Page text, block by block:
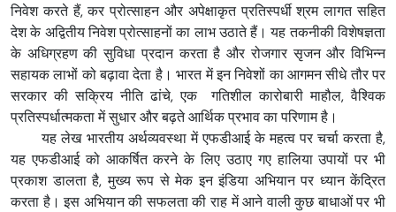
निवेश करते हैं, कर प्रोत्साहन और अपेक्षाकृत प्रतिस्पर्धी श्रम लागत सहित
देश के अद्वितीय निवेश प्रोत्साहनों का लाभ उठाते हैं। यह तकनीकी विशेषज्ञता
के अधिग्रहण की सुविधा प्रदान करता है और रोजगार सृजन और विभिन्न
सहायक लाभों को बढ़ावा देता है। भारत में इन निवेशों का आगमन सीधे तौर पर
सरकार की सक्रिय नीति ढांचे, एक गतिशील कारोबारी माहौल, वैश्विक
प्रतिस्पर्धात्मकता में सुधार और बढ़ते आर्थिक प्रभाव का परिणाम है।
यह लेख भारतीय अर्थव्यवस्था में एफडीआई के महत्व पर चर्चा करता है,
यह एफडीआई को आकर्षित करने के लिए उठाए गए हालिया उपायों पर भी
प्रकाश डालता है, मुख्य रूप से मेक इन इंडिया अभियान पर ध्यान केंद्रित
करता है। इस अभियान की सफलता की राह में आने वाली कुछ बाधाओं पर भी